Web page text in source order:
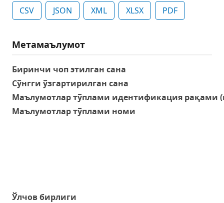
CSV JSON XML XLSX PDF
Метамаълумот
Биринчи чоп этилган сана
Сўнгги ўзгартирилган сана
Маълумотлар тўплами идентификация рақами
Маълумотлар тўплами номи
Ўлчов бирлиги